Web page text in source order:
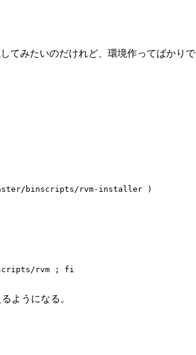
てみたいのだけれど、環境作ってばかりで
ようになる。